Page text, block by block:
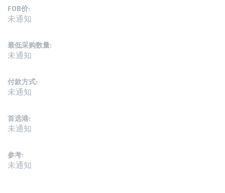
FOB价:
未通知
最低采购数量:
未通知
付款方式:
未通知
首选港:
未通知
参考:
未通知